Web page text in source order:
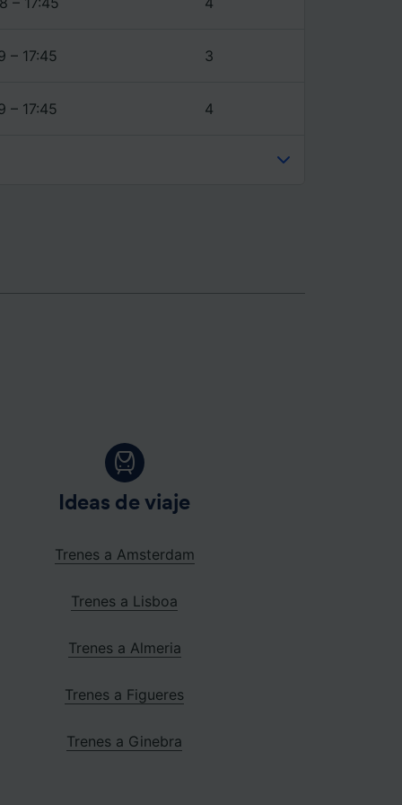
– 17:45 3
– 17:45 4
Ideas de viaje
Trenes a Amsterdam
Trenes a Lisboa
Trenes a Almeria
Trenes a Figueres
Trenes a Ginebra